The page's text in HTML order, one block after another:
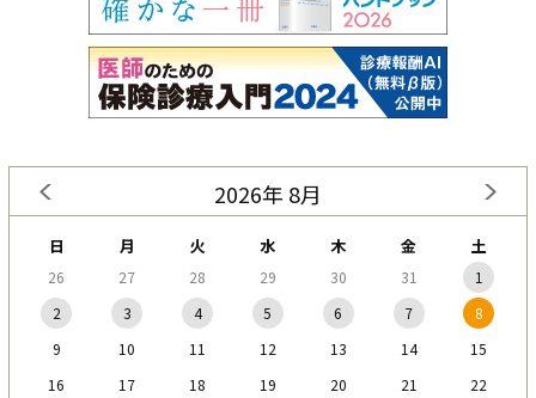
2026年 8月
日 月 火 水 木 金 土
26 27 28 29 30 31
1
2
3 4 5 6 7
8
9
10 11 12 13 14
15
16
17 18 19 20 21
22